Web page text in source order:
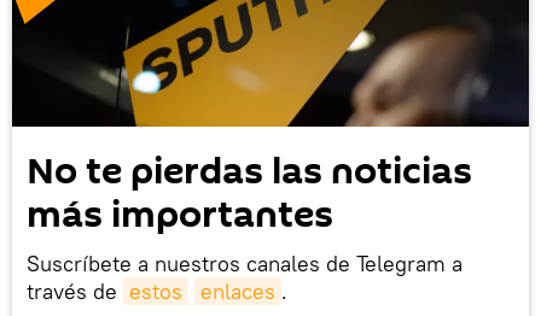
No te pierdas las noticias
más importantes
Suscríbete a nuestros canales de Telegram a
través de estos enlaces .